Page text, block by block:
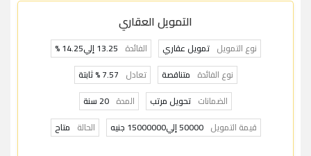
التمويل العقاري
نوع التمويل تمويل عقاري الفائدة 13.25 إلي14.25 %
نوع الفائدة متناقصة تعادل 7.57 % ثابتة
الضمانات تحويل مرتب المدة 20 سنة
قيمة التمويل 50000 إلي15000000 جنيه الحالة متاح